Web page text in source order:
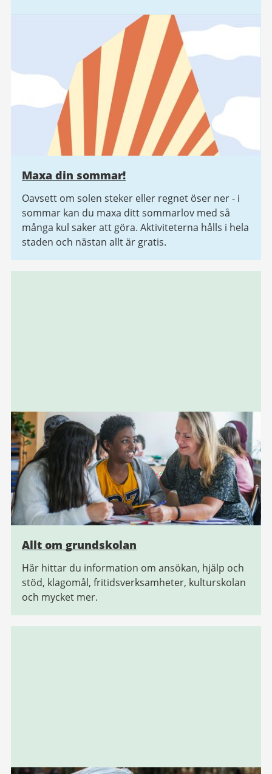
Maxa din sommar!
Oavsett om solen steker eller regnet öser ner - i
sommar kan du maxa ditt sommarlov med så
många kul saker att göra. Aktiviteterna hålls i hela
staden och nästan allt är gratis.
Allt om grundskolan
Här hittar du information om ansökan, hjälp och
stöd, klagomål, fritidsverksamheter, kulturskolan
och mycket mer.